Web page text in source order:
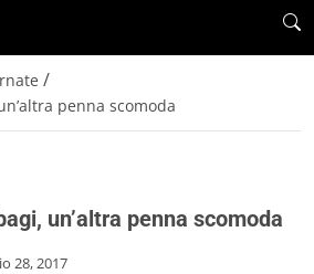
/
penna scomoda
un’altra penna scomoda
28, 2017